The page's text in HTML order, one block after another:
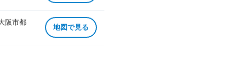
阪市都
地図で見る